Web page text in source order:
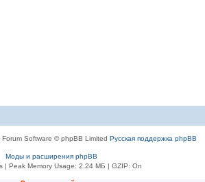
Forum Software © phpBB Limited Русская поддержка phpBB
Моды и расширения phpBB
| Peak Memory Usage: 2.24 МБ | GZIP: On